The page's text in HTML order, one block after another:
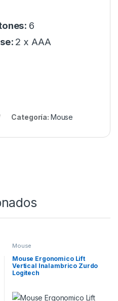
6
2 x AAA
Categoría: Mouse
Mouse
Mouse Ergonomico Lift
Vertical Inalambrico Zurdo
Logitech